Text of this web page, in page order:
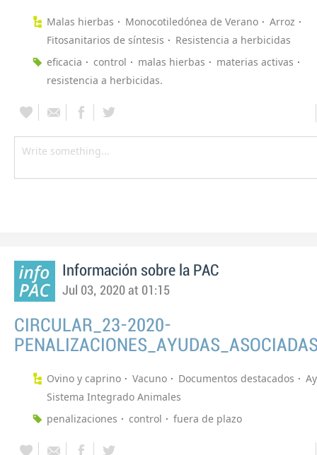
Malas hierbas Monocotiledónea de Verano
Arroz
Fitosanitarios de síntesis
Resistencia a herbicidas
eficacia
control malas hierbas
materias activas
resistencia a herbicidas.
Información sobre la PAC
Jul 03, 2020 at 01:15
CIRCULAR_23-2020-
Ovino y caprino Vacuno Documentos destacados
Sistema Integrado Animales
penalizaciones
control fuera de plazo